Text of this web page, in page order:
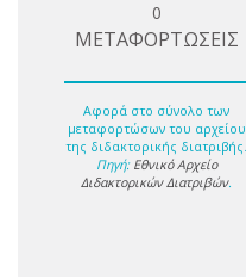
0
ΜΕΤΑΦΟΡΤΩΣΕΙΣ
Αφορά στο σύνολο των
μεταφορτώσων του αρχείου
της διδακτορικής διατριβής.
Πηγή: Εθνικό Αρχείο
Διδακτορικών Διατριβών.